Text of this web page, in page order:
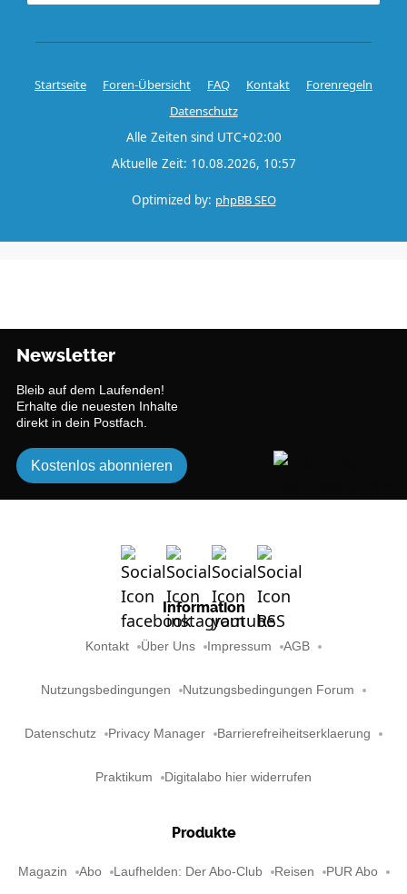
Startseite Foren-Übersicht FAQ Kontakt
Forenregeln
Datenschutz
Alle Zeiten sind UTC+02:00
Aktuelle Zeit: 10.08.2026, 10:57
Optimized by: phpBB SEO
Newsletter
Bleib auf dem Laufenden!
Erhalte die neuesten Inhalte
direkt in dein Postfach.
Kostenlos abonnieren
Information
Kontakt Über Uns Impressum AGB
Nutzungsbedingungen Nutzungsbedingungen Forum
Datenschutz Privacy Manager Barrierefreiheitserklaerung
Praktikum Digitalabo hier widerrufen
Produkte
Magazin Abo Laufhelden: Der Abo-Club Reisen PUR Abo